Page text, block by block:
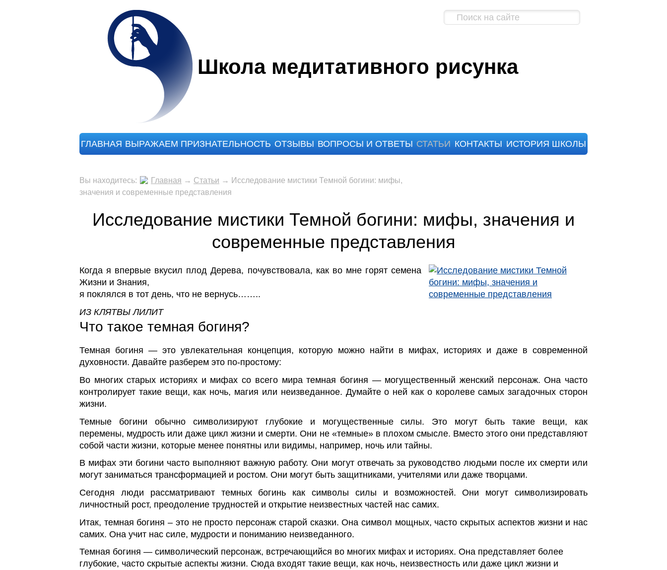
Школа медитативного рисунка
ГЛАВНАЯ ВЫРАЖАЕМ ПРИЗНАТЕЛЬНОСТЬ ОТЗЫВЫ ВОПРОСЫ И ОТВЕТЫ СТАТЬИ КОНТАКТЫ ИСТОРИЯ ШКОЛЫ
Вы находитесь: Главная → Статьи → Исследование мистики Темной богини: мифы,
значения и современные представления
Исследование мистики Темной богини: мифы, значения и
современные представления
Когда я впервые вкусил плод Дерева, почувствовала, как во мне горят семена
Жизни и Знания,
я поклялся в тот день, что не вернусь……..
ИЗ КЛЯТВЫ ЛИЛИТ
Что такое темная богиня?
Темная богиня — это увлекательная концепция, которую можно найти в мифах, историях и даже в современной
духовности. Давайте разберем это по-простому:
Во многих старых историях и мифах со всего мира темная богиня — могущественный женский персонаж. Она часто
контролирует такие вещи, как ночь, магия или неизведанное. Думайте о ней как о королеве самых загадочных сторон
жизни.
Темные богини обычно символизируют глубокие и могущественные силы. Это могут быть такие вещи, как
перемены, мудрость или даже цикл жизни и смерти. Они не «темные» в плохом смысле. Вместо этого они представляют
собой части жизни, которые менее понятны или видимы, например, ночь или тайны.
В мифах эти богини часто выполняют важную работу. Они могут отвечать за руководство людьми после их смерти или
могут заниматься трансформацией и ростом. Они могут быть защитниками, учителями или даже творцами.
Сегодня люди рассматривают темных богинь как символы силы и возможностей. Они могут символизировать
личностный рост, преодоление трудностей и открытие неизвестных частей нас самих.
Итак, темная богиня – это не просто персонаж старой сказки. Она символ мощных, часто скрытых аспектов жизни и нас
самих. Она учит нас силе, мудрости и пониманию неизведанного.
Темная богиня — символический персонаж, встречающийся во многих мифах и историях. Она представляет более
глубокие, часто скрытые аспекты жизни. Сюда входят такие вещи, как ночь, неизвестность или даже цикл жизни и